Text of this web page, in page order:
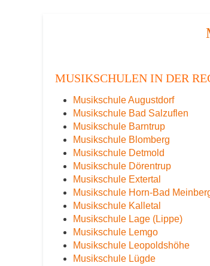
MUSIKSCHULEN IN DER
Musikschule Augustdorf
Musikschule Bad Salzuflen
Musikschule Barntrup
Musikschule Blomberg
Musikschule Detmold
Musikschule Dörentrup
Musikschule Extertal
Musikschule Horn-Bad
Musikschule Kalletal
Musikschule Lage (Lippe)
Musikschule Lemgo
Musikschule Leopoldshöhe
Musikschule Lügde